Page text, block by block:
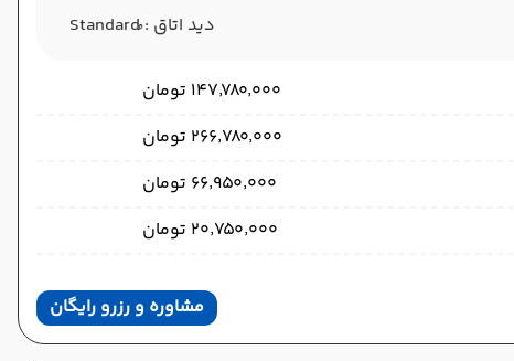
دید اتاق : ُStandard
۱۴۷٬۷۸۰٬۰۰۰ تومان
۲۶۶٬۷۸۰٬۰۰۰ تومان
۶۶٬۹۵۰٬۰۰۰ تومان
۲۰٬۷۵۰٬۰۰۰ تومان
مشاوره و رزرو رایگان